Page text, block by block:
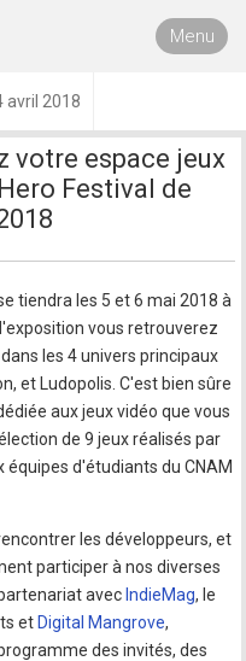
Menu
avril 2018
votre espace jeux
Festival de
tiendra les 5 et 6 mai 2018 à
vous retrouverez
les 4 univers principaux
et Ludopolis. C'est bien sûre
aux jeux vidéo que vous
de 9 jeux réalisés par
d'étudiants du CNAM
les développeurs, et
participer à nos diverses
avec IndieMag, le
et Digital Mangrove,
des invités, des